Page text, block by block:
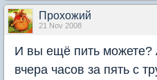
Прохожий
21 Nov 2008
И вы ещё пить можете?
вчера часов за пять с